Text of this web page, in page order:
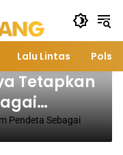
Lalu Lintas
Tetapkan